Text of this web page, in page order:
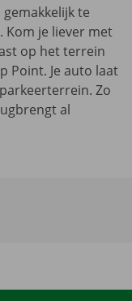
te
Kom je liever met
op het terrein
Point. Je auto laat
Zo
al